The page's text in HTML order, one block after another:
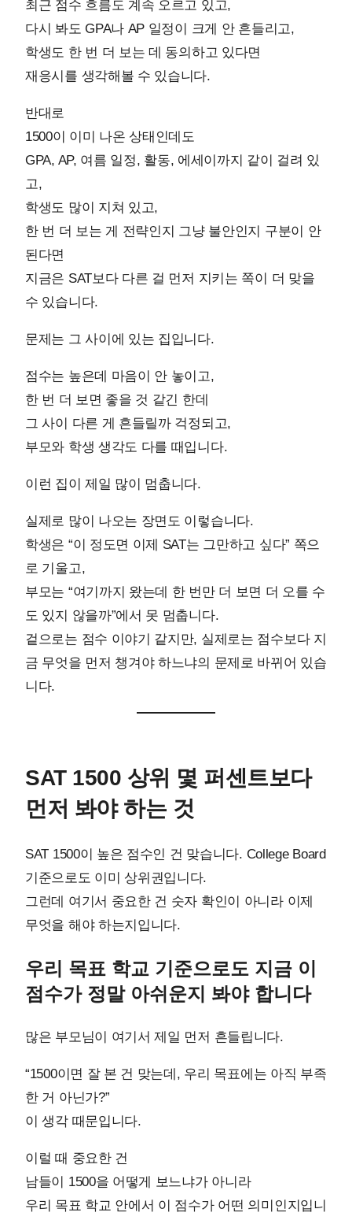
최근 점수 흐름도 계속 오르고 있고,
다시 봐도 GPA나 AP 일정이 크게 안 흔들리고,
학생도 한 번 더 보는 데 동의하고 있다면
재응시를 생각해볼 수 있습니다.
반대로
1500이 이미 나온 상태인데도
GPA, AP, 여름 일정, 활동, 에세이까지 같이 걸려 있
고,
학생도 많이 지쳐 있고,
한 번 더 보는 게 전략인지 그냥 불안인지 구분이 안
된다면
지금은 SAT보다 다른 걸 먼저 지키는 쪽이 더 맞을
수 있습니다.
문제는 그 사이에 있는 집입니다.
점수는 높은데 마음이 안 놓이고,
한 번 더 보면 좋을 것 같긴 한데
그 사이 다른 게 흔들릴까 걱정되고,
부모와 학생 생각도 다를 때입니다.
이런 집이 제일 많이 멈춥니다.
실제로 많이 나오는 장면도 이렇습니다.
학생은 “이 정도면 이제 SAT는 그만하고 싶다” 쪽으
로 기울고,
부모는 “여기까지 왔는데 한 번만 더 보면 더 오를 수
도 있지 않을까”에서 못 멈춥니다.
겉으로는 점수 이야기 같지만, 실제로는 점수보다 지
금 무엇을 먼저 챙겨야 하느냐의 문제로 바뀌어 있습
니다.
SAT 1500 상위 몇 퍼센트보다
먼저 봐야 하는 것
SAT 1500이 높은 점수인 건 맞습니다. College Board
기준으로도 이미 상위권입니다.
그런데 여기서 중요한 건 숫자 확인이 아니라 이제
무엇을 해야 하는지입니다.
우리 목표 학교 기준으로도 지금 이
점수가 정말 아쉬운지 봐야 합니다
많은 부모님이 여기서 제일 먼저 흔들립니다.
“1500이면 잘 본 건 맞는데, 우리 목표에는 아직 부족
한 거 아닌가?”
이 생각 때문입니다.
이럴 때 중요한 건
남들이 1500을 어떻게 보느냐가 아니라
우리 목표 학교 안에서 이 점수가 어떤 의미인지입니